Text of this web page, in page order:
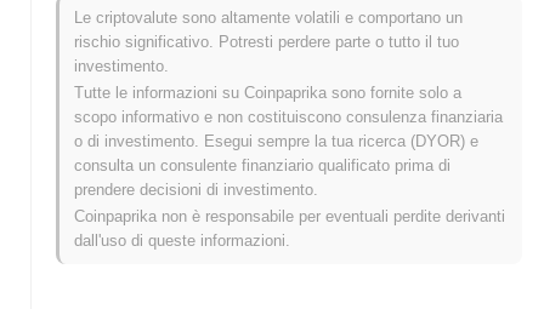
MICRO SUN (MSUN) è stato lanciato nel 2022 come un progetto
di criptovaluta decentralizzato volto a migliorare l'efficienza e la
sicurezza delle transazioni. Il progetto è stato sviluppato da un
team di appassionati di blockchain e sviluppatori, anche se i
fondatori specifici non sono resi pubblici. Lo sviluppo iniziale è
stato contrassegnato dalla sua prima quotazione su diversi
exchange decentralizzati, che ha contribuito ad aumentare la sua
visibilità e adozione. Eventi chiave che hanno plasmato la sua
crescita includono partnership strategiche con altri progetti
blockchain e iniziative guidate dalla comunità per espandere i suoi
casi d'uso.
Le criptovalute sono altamente volatili e comportano un
rischio significativo. Potresti perdere parte o tutto il tuo
investimento.
Tutte le informazioni su Coinpaprika sono fornite solo a
scopo informativo e non costituiscono consulenza finanziaria
o di investimento. Esegui sempre la tua ricerca (DYOR) e
consulta un consulente finanziario qualificato prima di
prendere decisioni di investimento.
Coinpaprika non è responsabile per eventuali perdite derivanti
dall'uso di queste informazioni.